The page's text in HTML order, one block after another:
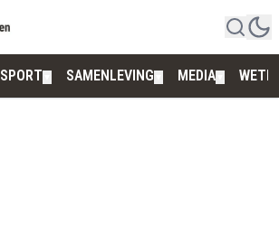
SPORT SAMENLEVING MEDIA